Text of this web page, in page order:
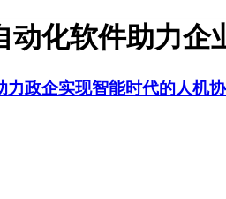
动化软件助力企